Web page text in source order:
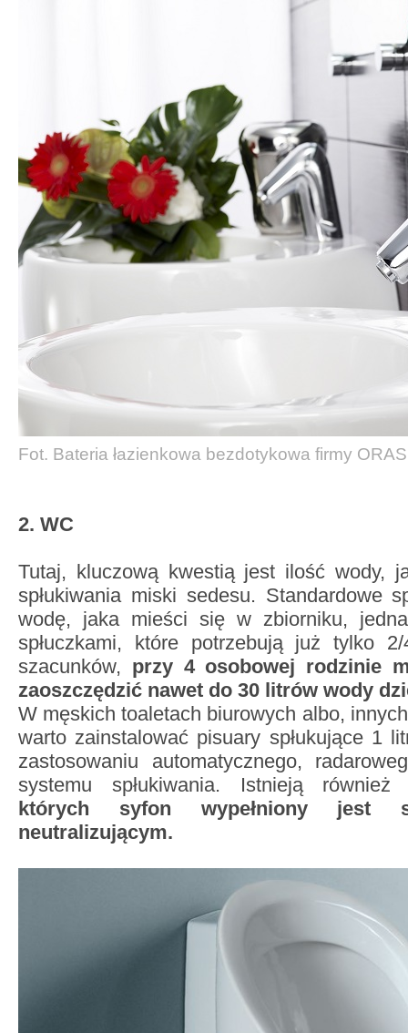
Fot. Bateria łazienkowa bezdotykowa firmy
2. WC
Tutaj, kluczową kwestią jest ilość wody,
spłukiwania miski sedesu. Standardowe
wodę, jaka mieści się w zbiorniku,
spłuczkami, które potrzebują już tylko
szacunków, przy 4 osobowej rodzinie
zaoszczędzić nawet do 30 litrów wody
W męskich toaletach biurowych albo,
warto zainstalować pisuary spłukujące 1
zastosowaniu automatycznego,
systemu spłukiwania. Istnieją
których syfon wypełniony jest
neutralizującym.